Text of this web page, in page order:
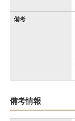
備考
備考情報